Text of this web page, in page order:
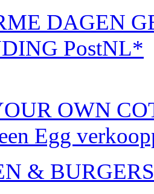
DAGEN
PostNL*
OWN
Egg
& BURGERS